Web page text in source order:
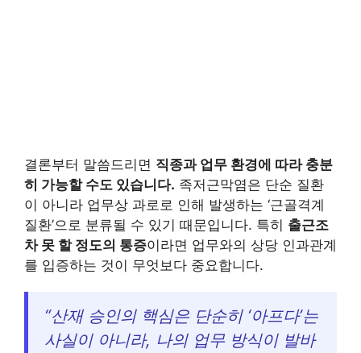
결론부터 말씀드리면 직종과 업무 환경에 따라 충분
히 가능할 수도 있습니다. 족저근막염은 단순 질환
이 아니라 업무상 과로로 인해 발생하는 ‘근골격계
질환’으로 분류될 수 있기 때문입니다. 특히 출근조
차 못 할 정도의 통증이라면 업무와의 상당 인과관계
를 입증하는 것이 무엇보다 중요합니다.
“산재 승인의 핵심은 단순히 ‘아프다’는
사실이 아니라, 나의 업무 방식이 발바